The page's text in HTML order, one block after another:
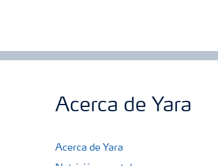
Acerca de Yara
Acerca de Yara